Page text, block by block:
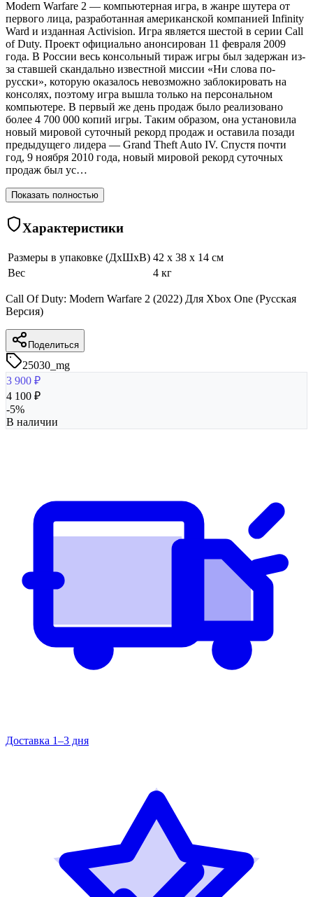
Modern Warfare 2 — компьютерная игра, в жанре шутера от
первого лица, разработанная американской компанией Infinity
Ward и изданная Activision. Игра является шестой в серии Call
of Duty. Проект официально анонсирован 11 февраля 2009
года. В России весь консольный тираж игры был задержан из-
за ставшей скандально известной миссии «Ни слова по-
русски», которую оказалось невозможно заблокировать на
консолях, поэтому игра вышла только на персональном
компьютере. В первый же день продаж было реализовано
более 4 700 000 копий игры. Таким образом, она установила
новый мировой суточный рекорд продаж и оставила позади
предыдущего лидера — Grand Theft Auto IV. Спустя почти
год, 9 ноября 2010 года, новый мировой рекорд суточных
продаж был ус…
Показать полностью
Характеристики
Размеры в упаковке (ДхШхВ) 42 x 38 x 14 см
Вес
4 кг
Call Of Duty: Modern Warfare 2 (2022) Для Xbox One (Русская
Версия)
Поделиться
25030_mg
3 900 ₽
4 100 ₽
-5%
В наличии
Доставка 1–3 дня